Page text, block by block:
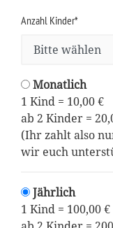
Anzahl Kinder*
Monatlich
1 Kind = 10,00 €
ab 2 Kinder =
(Ihr zahlt also
wir euch
Jährlich
1 Kind = 100,00 €